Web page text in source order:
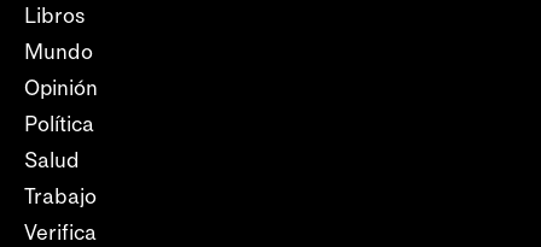
Libros
Mundo
Opinión
Política
Salud
Trabajo
Verifica